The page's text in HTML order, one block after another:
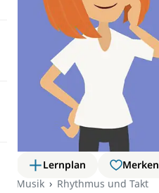
Lernplan Merken
Musik
Rhythmus und Takt